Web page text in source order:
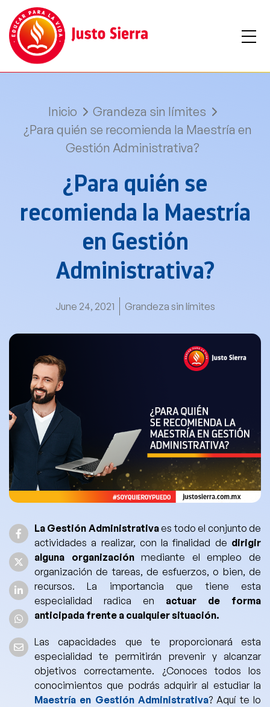
Inicio
Grandeza sin límites
¿Para quién se recomienda la Maestría en
Gestión Administrativa?
¿Para quién se
recomienda la Maestría
en Gestión
Administrativa?
June 24, 2021 Grandeza sin límites
La Gestión Administrativaes todo el conjunto de
actividades a realizar, con la finalidad de dirigir
alguna organizaciónmediante el empleo de
organización de tareas, de esfuerzos, o bien, de
recursos. La importancia que tiene esta
especialidad radica en actuar de forma
anticipada frente a cualquier situación.
Las capacidades que te proporcionará esta
especialidad te permitirán prevenir y alcanzar
objetivos correctamente. ¿Conoces todos los
conocimientos que podrás adquirir al estudiar la
Maestría en Gestión Administrativa? Aquí te lo